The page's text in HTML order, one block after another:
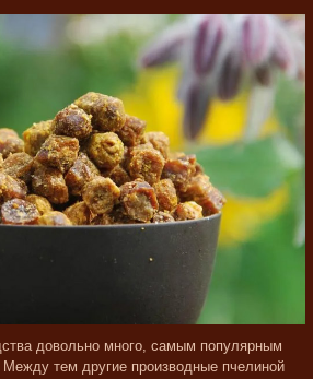
довольно много, самым популярным
тем другие производные пчелиной